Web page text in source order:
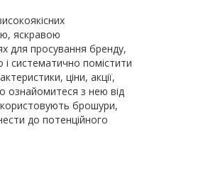
яскравою
для просування бренду,
систематично помістити
ціни, акції,
ознайомитеся з нею від
брошури,
до потенційного